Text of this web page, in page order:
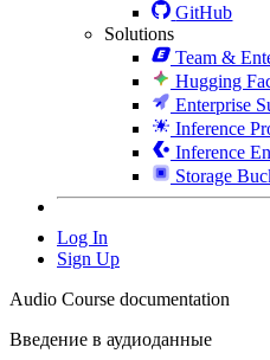
GitHub
Solutions
Team &
Hugging
Enterprise
Inference
Inference
Storage
Log In
Sign Up
Audio Course documentation
Введение в аудиоданные